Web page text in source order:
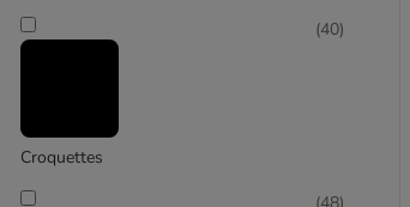
Croquettes
(40)